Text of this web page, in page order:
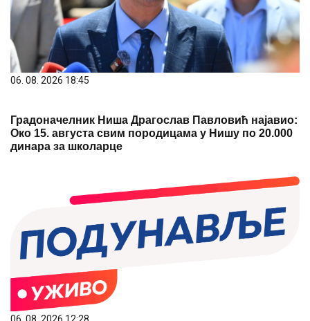
06. 08. 2026 18:45
Градоначелник Ниша Драгослав Павловић најавио:
Око 15. августа свим породицама у Нишу по 20.000
динара за школарце
06. 08. 2026 12:28